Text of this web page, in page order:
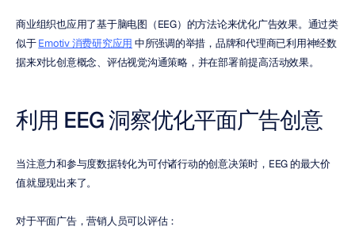
商业组织也应用了基于脑电图（EEG）的方法论来优化广告效果。通过类
似于 Emotiv 消费研究应用 中所强调的举措，品牌和代理商已利用神经数
据来对比创意概念、评估视觉沟通策略，并在部署前提高活动效果。
利用 EEG 洞察优化平面广告创意
当注意力和参与度数据转化为可付诸行动的创意决策时，EEG 的最大价
值就显现出来了。
对于平面广告，营销人员可以评估：